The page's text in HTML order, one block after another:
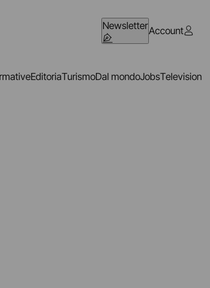
NewsletterAccount
EditoriaTurismoDal mondoJobsTelevision